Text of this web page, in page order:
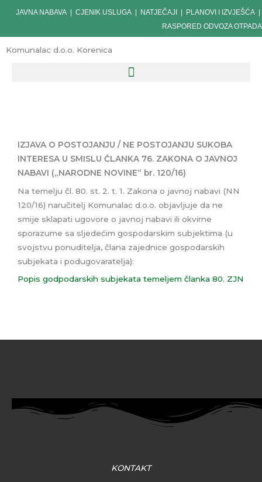
JAVNA NABAVA CJENIK USLUGA NATJEČAJI PLANOVI I IZVJEŠĆA
RASPORED ODVOZA OTPADA
Komunalac d.o.o. Korenica
IZJAVA O POSTOJANJU / NE POSTOJANJU SUKOBA
INTERESA U SMISLU ČLANKA 76. ZAKONA O JAVNOJ
NABAVI („NARODNE NOVINE“ br. 120/16)
Na temelju čl. 80. st. 2. t. 1. Zakona o javnoj nabavi (NN
120/16) naručitelj Komunalac d.o.o. objavljuje da ne
smije sklapati ugovore o javnoj nabavi ili okvirne
sporazume sa sljedećim gospodarskim subjektima (u
svojstvu ponuditelja, člana zajednice gospodarskih
subjekata i podugovaratelja):
Popis godpodarskih subjekata temeljem članka 80. ZJN
KONTAKT